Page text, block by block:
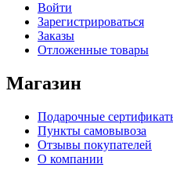
Войти
Зарегистрироваться
Заказы
Отложенные товары
Магазин
Подарочные
Пункты самовывоза
Отзывы покупателей
О компании